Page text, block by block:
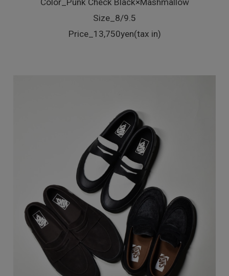
Color_Punk Check Black×Mashmallow
Size_8/9.5
Price_13,750yen(tax in)